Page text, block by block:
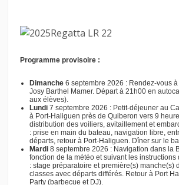
Programme provisoire :
Dimanche6 septembre 2026 : Rendez-vous
Josy Barthel Mamer. Départ à 21h00 en
aux élèves).
Lundi7 septembre 2026 : Petit-déjeuner au
à Port-Haliguen près de Quiberon vers 9
distribution des voiliers, avitaillement et
: prise en main du bateau, navigation libre,
départs, retour à Port-Haliguen. Dîner sur le
Mardi8 septembre 2026 : Navigation dans la
fonction de la météo et suivant les instructions
: stage préparatoire et première(s) manche(s)
classes avec départs différés. Retour à Port
Party (barbecue et DJ).